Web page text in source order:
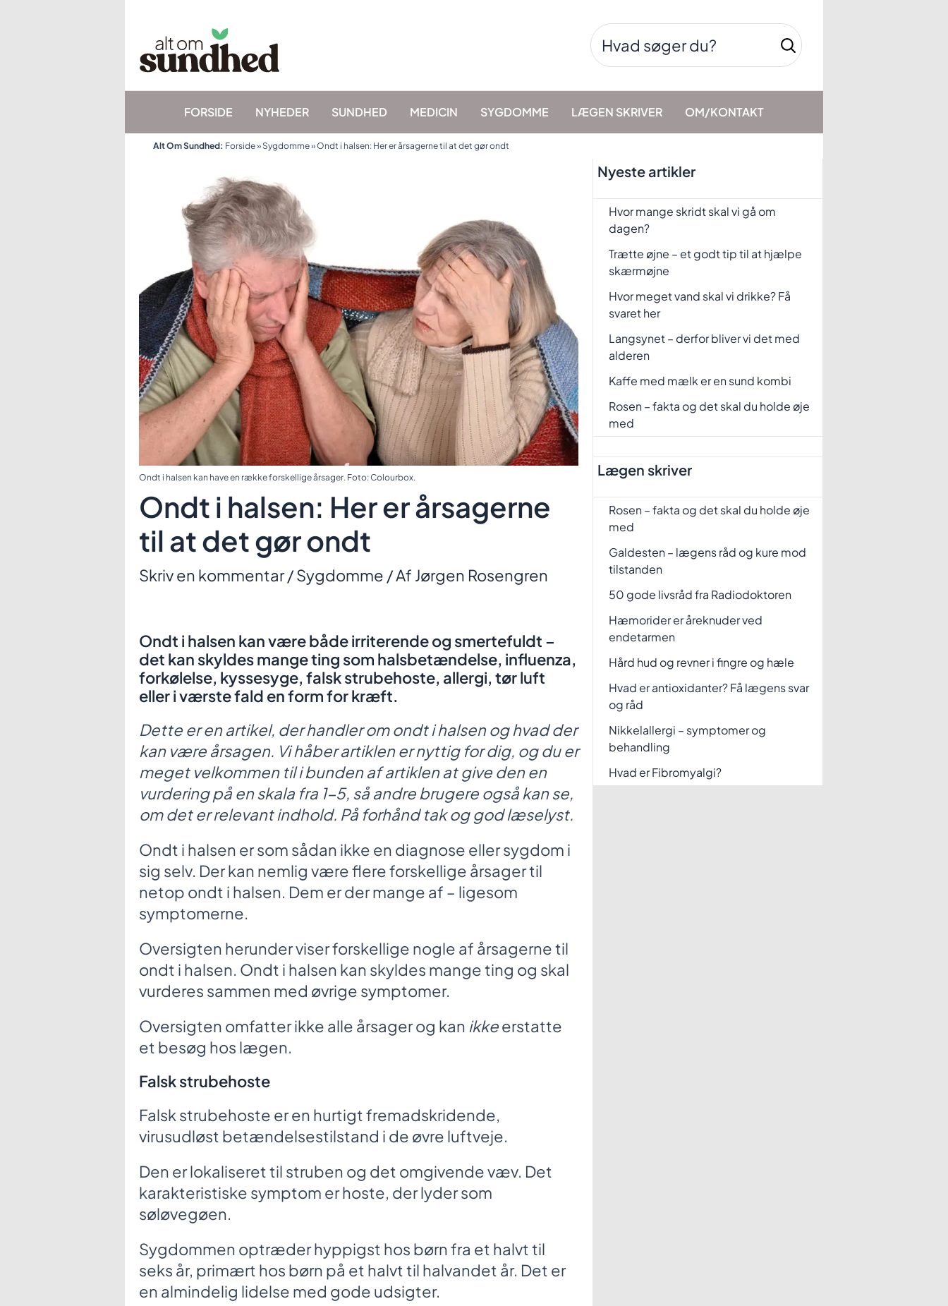
Søg
efter:
FORSIDE NYHEDER SUNDHED MEDICIN SYGDOMME LÆGEN SKRIVER OM/KONTAKT
Alt Om Sundhed: Forside» Sygdomme»Ondt i halsen: Her er årsagerne til at det gør ondt
Ondt i halsen kan have en række forskellige årsager. Foto: Colourbox.
Ondt i halsen: Her er årsagerne
til at det gør ondt
Skriv en kommentar/Sygdomme / Af Jørgen Rosengren
Ondt i halsen kan være både irriterende og smertefuldt –
det kan skyldes mange ting som halsbetændelse, influenza,
forkølelse, kyssesyge, falsk strubehoste, allergi, tør luft
eller i værste fald en form for kræft.
Dette er en artikel, der handler om ondt i halsen og hvad der
kan være årsagen. Vi håber artiklen er nyttig for dig, og du er
meget velkommen til i bunden af artiklen at give den en
vurdering på en skala fra 1-5, så andre brugere også kan se,
om det er relevant indhold. På forhånd tak og god læselyst.
Ondt i halsen er som sådan ikke en diagnose eller sygdom i
sig selv. Der kan nemlig være flere forskellige årsager til
netop ondt i halsen. Dem er der mange af – ligesom
symptomerne.
Oversigten herunder viser forskellige nogle af årsagerne til
ondt i halsen. Ondt i halsen kan skyldes mange ting og skal
vurderes sammen med øvrige symptomer.
Oversigten omfatter ikke alle årsager og kan ikkeerstatte
et besøg hos lægen.
Falsk strubehoste
Falsk strubehoste er en hurtigt fremadskridende,
virusudløst betændelsestilstand i de øvre luftveje.
Den er lokaliseret til struben og det omgivende væv. Det
karakteristiske symptom er hoste, der lyder som
søløvegøen.
Sygdommen optræder hyppigst hos børn fra et halvt til
seks år, primært hos børn på et halvt til halvandet år. Det er
en almindelig lidelse med gode udsigter.
Nyeste artikler
Hvor mange skridt skal vi gå om
dagen?
Trætte øjne – et godt tip til at hjælpe
skærmøjne
Hvor meget vand skal vi drikke? Få
svaret her
Langsynet – derfor bliver vi det med
alderen
Kaffe med mælk er en sund kombi
Rosen – fakta og det skal du holde øje
med
Lægen skriver
Rosen – fakta og det skal du holde øje
med
Galdesten – lægens råd og kure mod
tilstanden
50 gode livsråd fra Radiodoktoren
Hæmorider er åreknuder ved
endetarmen
Hård hud og revner i fingre og hæle
Hvad er antioxidanter? Få lægens svar
og råd
Nikkelallergi – symptomer og
behandling
Hvad er Fibromyalgi?